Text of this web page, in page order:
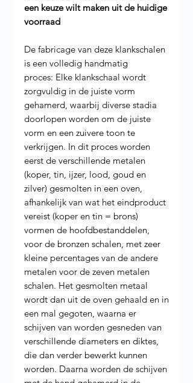
een keuze wilt maken uit de huidige
voorraad
De fabricage van deze klankschalen
is een volledig handmatig
proces: Elke klankschaal wordt
zorgvuldig in de juiste vorm
gehamerd, waarbij diverse stadia
doorlopen worden om de juiste
vorm en een zuivere toon te
verkrijgen. In dit proces worden
eerst de verschillende metalen
(koper, tin, ijzer, lood, goud en
zilver) gesmolten in een oven,
afhankelijk van wat het eindproduct
vereist (koper en tin = brons)
vormen de hoofdbestanddelen,
voor de bronzen schalen, met zeer
kleine percentages van de andere
metalen voor de zeven metalen
schalen. Het gesmolten metaal
wordt dan uit de oven gehaald en in
een mal gegoten, waarna er
schijven van worden gesneden van
verschillende diameters en diktes,
die dan verder bewerkt kunnen
worden. Daarna worden de schijven